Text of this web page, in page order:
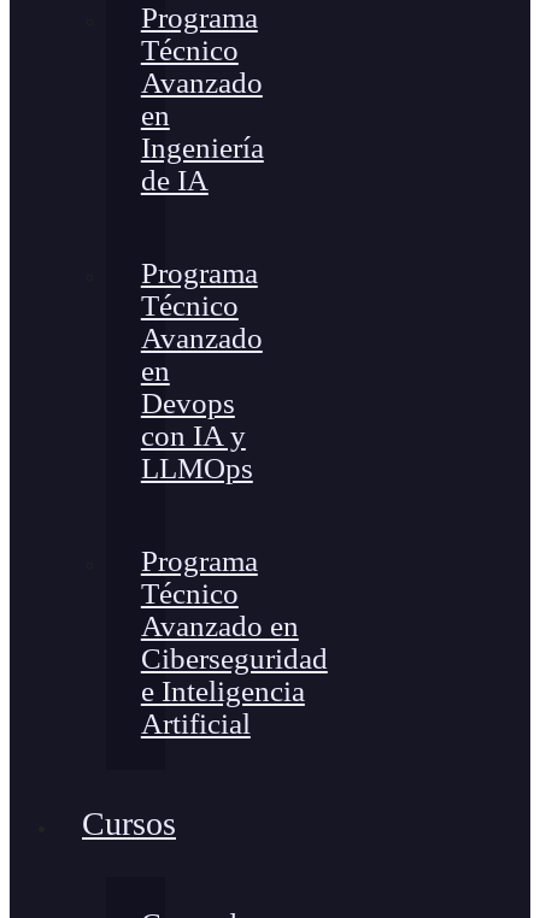
Programa
Técnico
Avanzado
en
Ingeniería
de IA
Programa
Técnico
Avanzado
en
Devops
con IA y
LLMOps
Programa
Técnico
Avanzado en
Ciberseguridad
e Inteligencia
Artificial
Cursos